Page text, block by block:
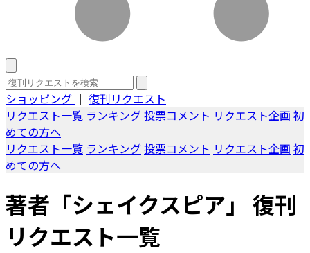
ショッピング ｜ 復刊リクエスト
リクエスト一覧 ランキング投票コメント リクエスト企画 初
めての方へ
リクエスト一覧 ランキング投票コメント リクエスト企画 初
めての方へ
著者「シェイクスピア」 復刊
リクエスト一覧